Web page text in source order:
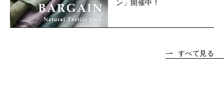
すべて見る